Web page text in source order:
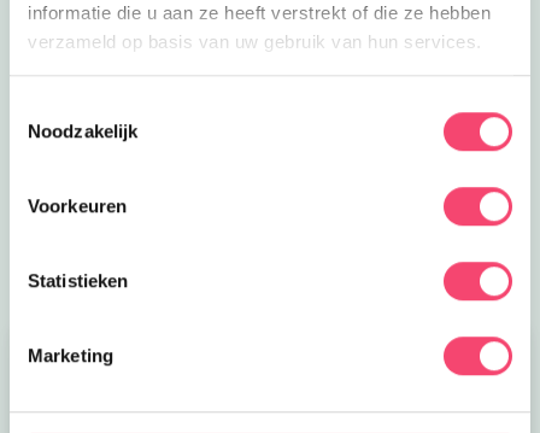
informatie die u aan ze heeft verstrekt of die ze hebben
verzameld op basis van uw gebruik van hun services.
Noodzakelijk
Voorkeuren
Statistieken
Marketing
Zomervakantie bij het NMM
stoere activiteiten voor kids bij het Nationaal Militair